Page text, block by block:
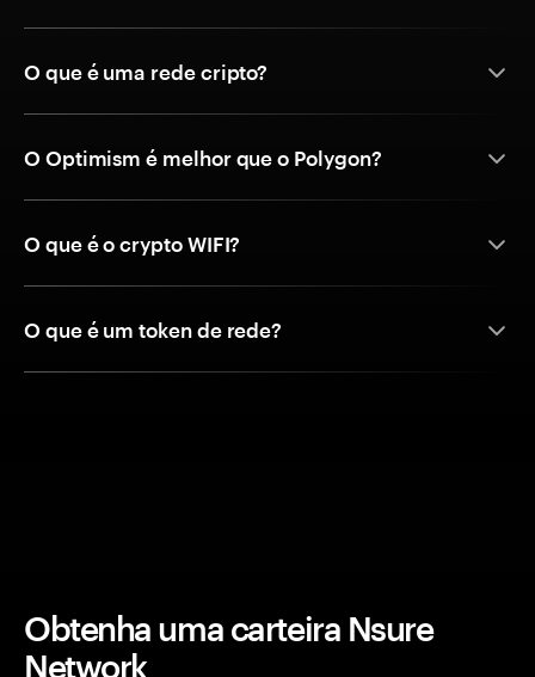
O que é uma rede cripto?
O Optimism é melhor que o Polygon?
O que é o crypto WIFI?
O que é um token de rede?
Obtenha uma carteira Nsure
Network